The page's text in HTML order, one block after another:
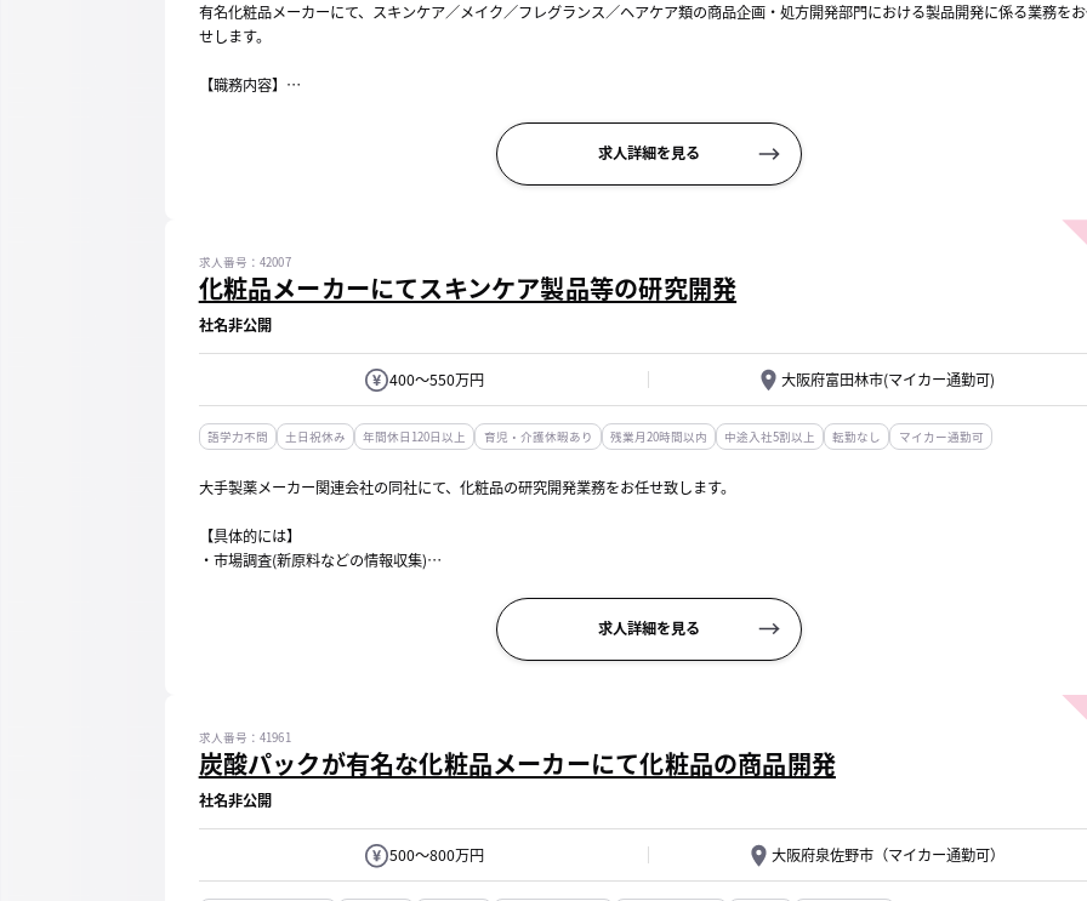
有名化粧品メーカーにて、スキンケア／メイク／フレグランス／ヘアケア類の商品企画・処方開発部門における製品開発に係る業務を
せします。
【職務内容】
・製造販売承認申請に関わる資料の作成 など
求人詳細を見る
化粧品メーカーにてスキンケア製品等の研究開発
求人番号：42007
社名非公開
大阪府富田林市(マイカー通勤可)
400～550万円
語学力不問 土日祝休み 年間休日120日以上 育児・介護休暇あり 残業月20時間以内 中途入社5割以上 転勤なし マイカー通勤可
大手製薬メーカー関連会社の同社にて、化粧品の研究開発業務をお任せ致します。
【具体的には】
・市場調査(新原料などの情報収集)
スキンケア スティック製剤など
※自社ブランド、OEM...
求人詳細を見る
炭酸パックが有名な化粧品メーカーにて化粧品の商品開発
求人番号：41961
社名非公開
大阪府泉佐野市（マイカー通勤可）
500～800万円